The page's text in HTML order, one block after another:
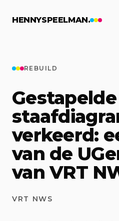
HENNYSPEELMAN.
REBUILD
Gestapelde
verkeerd:
van de
van VRT
VRT NWS